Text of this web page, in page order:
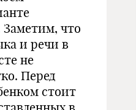
Заметим, что
и речи в
не
Перед
стоит